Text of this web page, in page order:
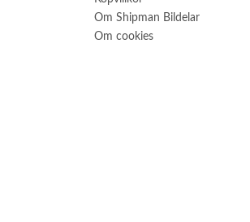
Om Shipman Bildelar
Om cookies